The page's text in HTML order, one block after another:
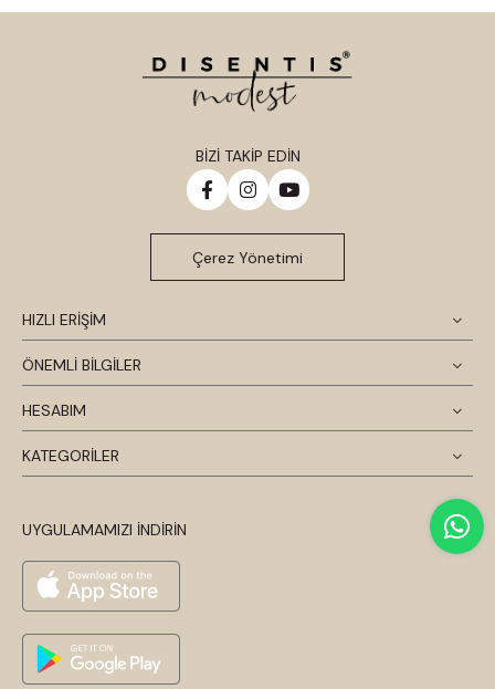
HIZLI ERİŞİM
ÖNEMLİ BİLGİLER
HESABIM
KATEGORİLER
UYGULAMAMIZI İNDİRİN
BİZİ TAKİP EDİN
Çerez Yönetimi